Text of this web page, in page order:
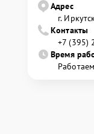
Адрес
г.
Контакты
+7 (395)
Время